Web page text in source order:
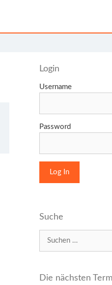
Login
Username
Password
Suche
Die nächsten